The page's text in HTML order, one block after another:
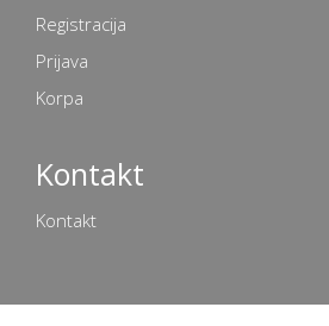
Registracija
Prijava
Korpa
Kontakt
Kontakt